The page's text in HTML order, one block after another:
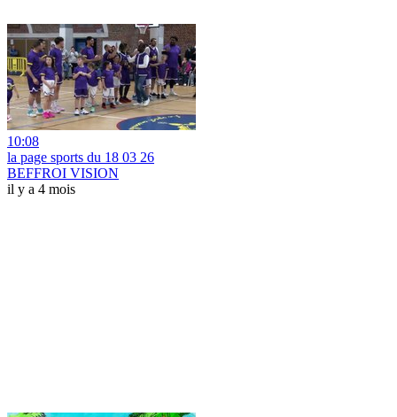
10:08
la page sports du 18 03 26
BEFFROI VISION
il y a 4 mois